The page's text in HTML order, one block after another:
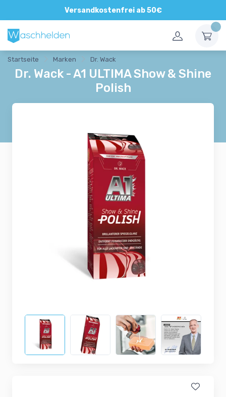
Versandkostenfrei ab 50€
Direkte und persönliche Beratung
Startseite Marken Dr. Wack
Dr. Wack - A1 ULTIMA Show & Shine
Polish